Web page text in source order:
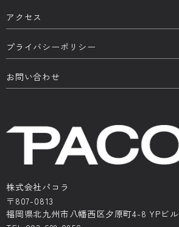
株式会社パコラ
〒807-0813
福岡県北九州市八幡西区夕原町4-8 YPビル
アクセス
プライバシーポリシー
お問い合わせ